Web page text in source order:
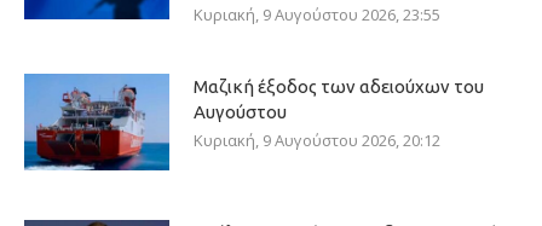
Κυριακή, 9 Αυγούστου 2026, 23:55
Μαζική έξοδος των αδειούχων του
Αυγούστου
Κυριακή, 9 Αυγούστου 2026, 20:12